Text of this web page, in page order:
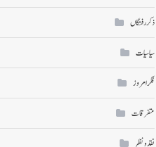
ذکر رفتگاں
سیاسیات
فکر امروز
متفرقات
نقد ونظر